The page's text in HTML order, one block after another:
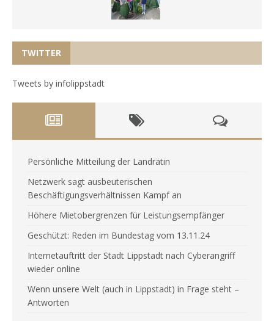
TWITTER
Tweets by infolippstadt
Persönliche Mitteilung der Landrätin
Netzwerk sagt ausbeuterischen
Beschäftigungsverhältnissen Kampf an
Höhere Mietobergrenzen für Leistungsempfänger
Geschützt: Reden im Bundestag vom 13.11.24
Internetauftritt der Stadt Lippstadt nach Cyberangriff
wieder online
Wenn unsere Welt (auch in Lippstadt) in Frage steht –
Antworten